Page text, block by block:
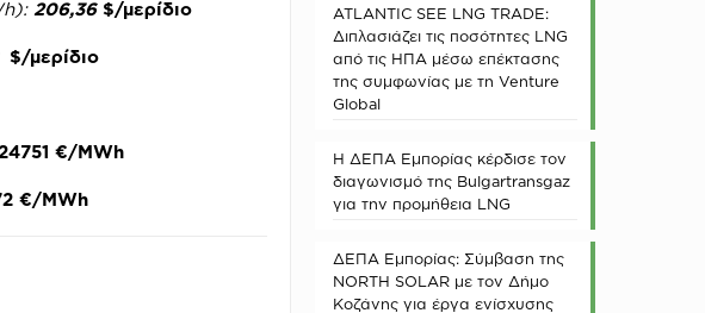
):206,36$/μερίδιο
$/μερίδιο
€/MWh
€/MWh
ATLANTIC SEE LNG TRADE:
Διπλασιάζει τις ποσότητες LNG
από τις ΗΠΑ μέσω επέκτασης
της συμφωνίας με τη Venture
Global
Η ΔΕΠΑ Εμπορίας κέρδισε τον
διαγωνισμό της Bulgartransgaz
για την προμήθεια LNG
ΔΕΠΑ Εμπορίας: Σύμβαση της
NORTH SOLAR με τον Δήμο
Κοζάνης για έργα ενίσχυσης